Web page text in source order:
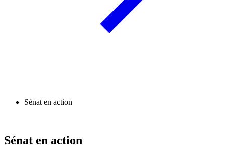
Sénat en action
Sénat en action